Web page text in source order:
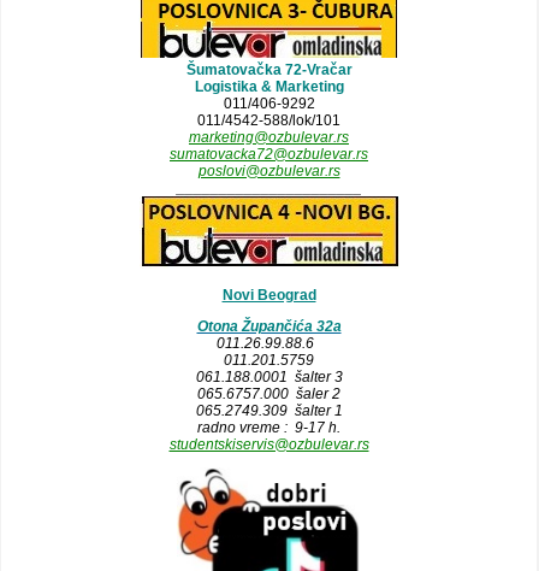
Šumatovačka 72-Vračar
Logistika & Marketing
011/406-9292
011/4542-588/lok/101
marketing@ozbulevar.rs
sumatovacka72@ozbulevar.rs
poslovi@ozbulevar.rs
Novi Beograd
Otona Župančića 32a
011.26.99.88.6
011.201.5759
061.188.0001 šalter 3
065.6757.000 šaler 2
065.2749.309 šalter 1
radno vreme : 9-17 h.
studentskiservis@ozbulevar.rs